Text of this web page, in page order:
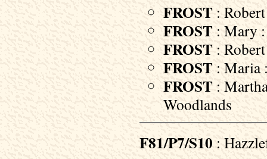
FROST :
FROST : Mary
FROST :
FROST : Maria
FROST :
Woodlands
F81/P7/S10 :